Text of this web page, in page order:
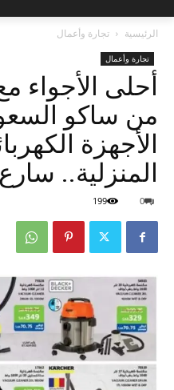
الرئيسية تجارة وأعمال
تجارة وأعمال
أحلى الأجواء
من ساكو
الأجهزة
المنزلية..
0
199